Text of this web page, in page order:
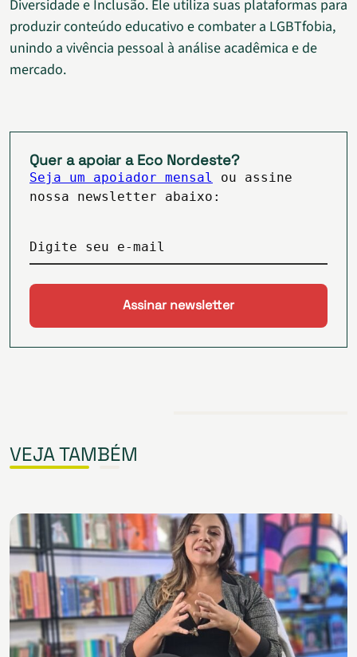
Diversidade e Inclusão. Ele utiliza suas plataformas para
produzir conteúdo educativo e combater a LGBTfobia,
unindo a vivência pessoal à análise acadêmica e de
mercado.
Quer a apoiar a Eco Nordeste?
Seja um apoiador mensal
ou assine
nossa newsletter abaixo:
Digite seu e-mail
VEJA TAMBÉM